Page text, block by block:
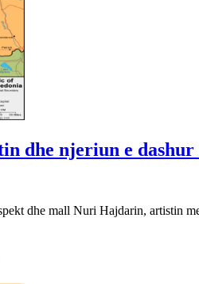
dhe njeriun e dashur
dhe mall Nuri Hajdarin, artistin